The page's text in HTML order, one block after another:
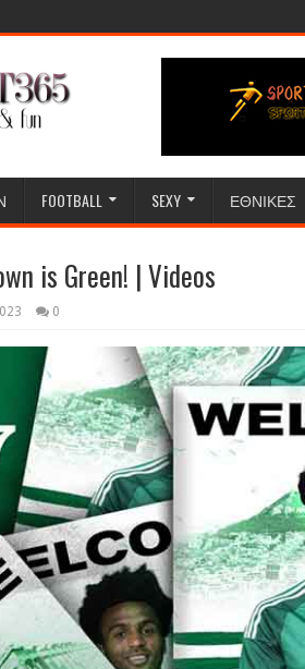
FOOTBALL SEXY ΕΘΝΙΚΕΣ
is Green! | Videos
0